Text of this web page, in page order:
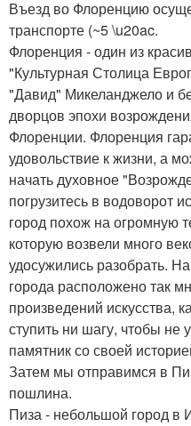
Въезд во Флоренцию
транспорте (~5 \u20ac.
Флоренция - один из
"Культурная Столица
"Давид" Микеланджело и
дворцов эпохи
Флоренции. Флоренция
удовольствие к жизни, а
начать духовное
погрузитесь в водоворот
город похож на огромную
которую возвели много
удосужились разобрать.
города расположено так
произведений искусства,
ступить ни шагу, чтобы не
памятник со своей
Затем мы отправимся в
пошлина.
Пиза - небольшой город в